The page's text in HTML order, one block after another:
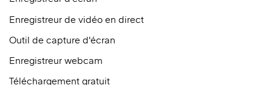
Enregistreur de vidéo en direct
Outil de capture d'écran
Enregistreur webcam
Téléchargement gratuit